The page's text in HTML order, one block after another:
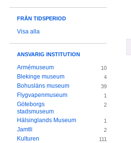
FRÅN TIDSPERIOD
Visa alla
ANSVARIG INSTITUTION
Armémuseum 10
Blekinge museum 4
Bohusläns museum 39
Flygvapenmuseum 1
Göteborgs
stadsmuseum
2
Hälsinglands Museum 1
Jamtli 2
Kulturen 111